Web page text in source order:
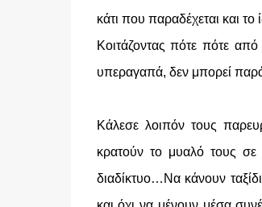
κάτι που παραδέχεται και
Κοιτάζοντας πότε πότε
υπεραγαπά, δεν μπορεί
Κάλεσε λοιπόν τους
κρατούν το μυαλό τους
διαδίκτυο…Να κάνουν